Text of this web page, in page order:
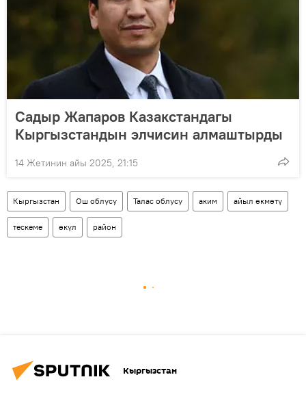
Садыр Жапаров Казакстандагы
Кыргызстандын элчисин алмаштырды
14 Жетинин айы 2025, 21:15
Кыргызстан Ош облусу Талас облусу аким айыл өкмөтү
тескеме өкүл район
Кыргызстан